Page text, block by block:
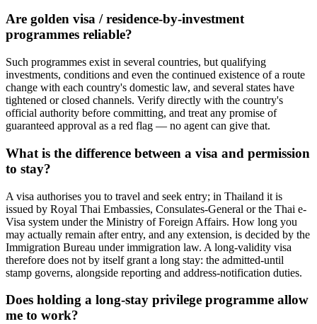
Are golden visa / residence-by-investment
programmes reliable?
Such programmes exist in several countries, but qualifying
investments, conditions and even the continued existence of a route
change with each country's domestic law, and several states have
tightened or closed channels. Verify directly with the country's
official authority before committing, and treat any promise of
guaranteed approval as a red flag — no agent can give that.
What is the difference between a visa and permission
to stay?
A visa authorises you to travel and seek entry; in Thailand it is
issued by Royal Thai Embassies, Consulates-General or the Thai e-
Visa system under the Ministry of Foreign Affairs. How long you
may actually remain after entry, and any extension, is decided by the
Immigration Bureau under immigration law. A long-validity visa
therefore does not by itself grant a long stay: the admitted-until
stamp governs, alongside reporting and address-notification duties.
Does holding a long-stay privilege programme allow
me to work?